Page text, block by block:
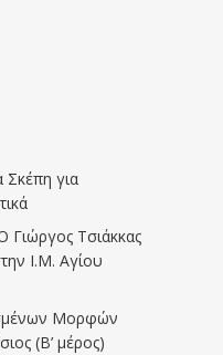
Σκέπη για
Γιώργος Τσιάκκας
Ι.Μ. Αγίου
Μορφών
(Β’ μέρος)